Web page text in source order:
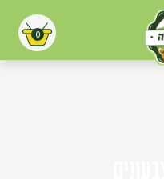
עגלת קניות
0